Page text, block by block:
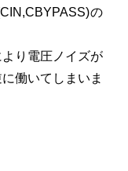
の
り電圧ノイズが
働いてしまいま